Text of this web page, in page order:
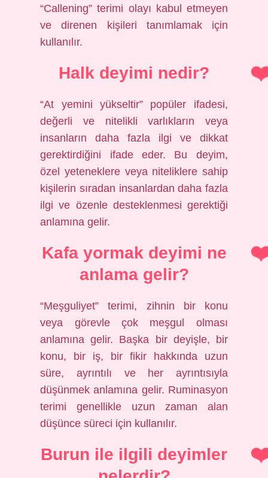
“Callening” terimi olayı kabul etmeyen
ve direnen kişileri tanımlamak için
kullanılır.
Halk deyimi nedir?
“At yemini yükseltir” popüler ifadesi,
değerli ve nitelikli varlıkların veya
insanların daha fazla ilgi ve dikkat
gerektirdiğini ifade eder. Bu deyim,
özel yeteneklere veya niteliklere sahip
kişilerin sıradan insanlardan daha fazla
ilgi ve özenle desteklenmesi gerektiği
anlamına gelir.
Kafa yormak deyimi ne
anlama gelir?
“Meşguliyet” terimi, zihnin bir konu
veya görevle çok meşgul olması
anlamına gelir. Başka bir deyişle, bir
konu, bir iş, bir fikir hakkında uzun
süre, ayrıntılı ve her ayrıntısıyla
düşünmek anlamına gelir. Ruminasyon
terimi genellikle uzun zaman alan
düşünce süreci için kullanılır.
Burun ile ilgili deyimler